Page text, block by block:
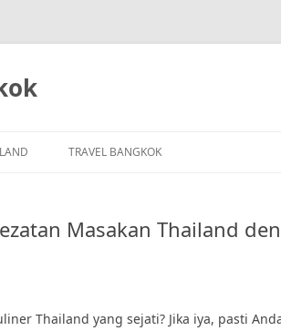
TRAVEL BANGKOK
Masakan Thailand
Thailand yang sejati? Jika iya, pasti